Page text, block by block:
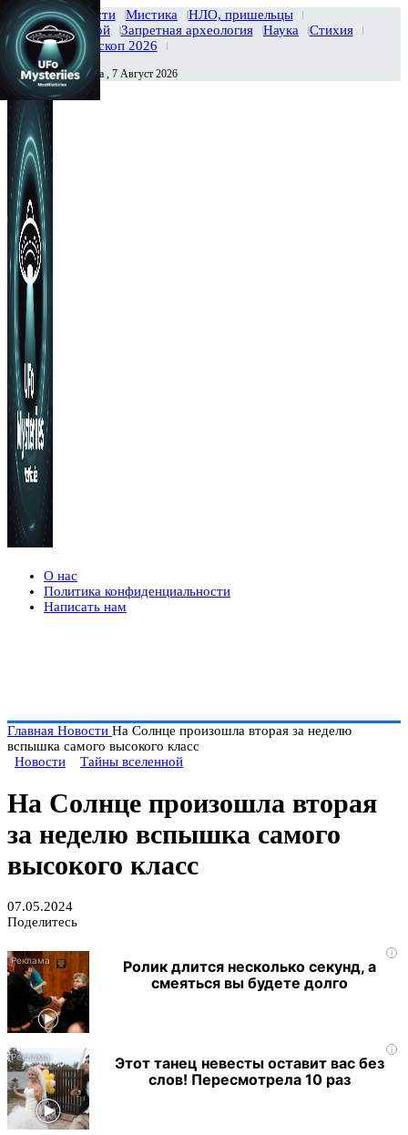
Главная Новости Мистика
НЛО, пришельцы
Тайны вселенной
Запретная археология Наука
Стихия
История
Гороскоп 2026
Сегодня Пятница , 7 Август 2026
О нас
Политика конфиденциальности
Написать нам
Главная Новости На Солнце произошла вторая за неделю
вспышка самого высокого класс
Новости
Тайны вселенной
На Солнце произошла вторая
за неделю вспышка самого
высокого класс
07.05.2024
Поделитесь
i
Ролик длится несколько секунд, а
смеяться вы будете долго
i
Этот танец невесты оставит вас без
слов! Пересмотрела 10 раз